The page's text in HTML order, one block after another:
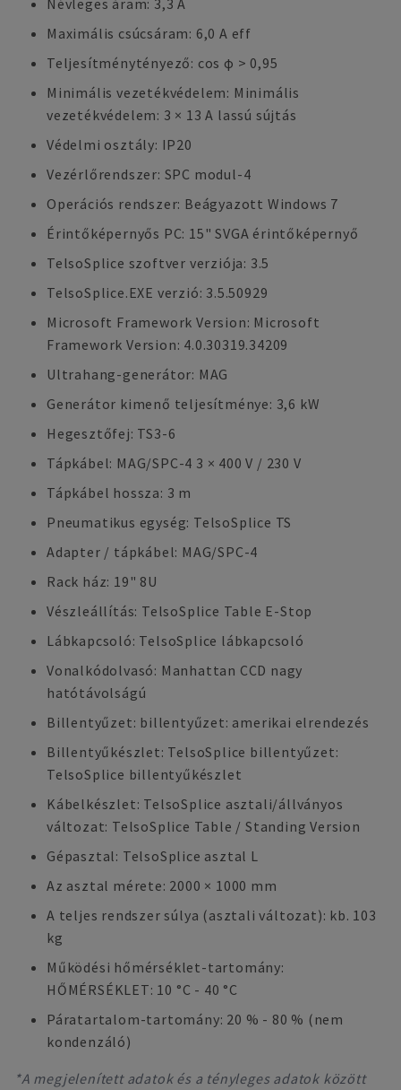
Névleges áram: 3,3 A
Maximális csúcsáram: 6,0 A eff
Teljesítménytényező: cos φ > 0,95
Minimális vezetékvédelem: Minimális
vezetékvédelem: 3 × 13 A lassú sújtás
Védelmi osztály: IP20
Vezérlőrendszer: SPC modul-4
Operációs rendszer: Beágyazott Windows 7
Érintőképernyős PC: 15" SVGA érintőképernyő
TelsoSplice szoftver verziója: 3.5
TelsoSplice.EXE verzió: 3.5.50929
Microsoft Framework Version: Microsoft
Framework Version: 4.0.30319.34209
Ultrahang-generátor: MAG
Generátor kimenő teljesítménye: 3,6 kW
Hegesztőfej: TS3-6
Tápkábel: MAG/SPC-4 3 × 400 V / 230 V
Tápkábel hossza: 3 m
Pneumatikus egység: TelsoSplice TS
Adapter / tápkábel: MAG/SPC-4
Rack ház: 19" 8U
Vészleállítás: TelsoSplice Table E-Stop
Lábkapcsoló: TelsoSplice lábkapcsoló
Vonalkódolvasó: Manhattan CCD nagy
hatótávolságú
Billentyűzet: billentyűzet: amerikai elrendezés
Billentyűkészlet: TelsoSplice billentyűzet:
TelsoSplice billentyűkészlet
Kábelkészlet: TelsoSplice asztali/állványos
változat: TelsoSplice Table / Standing Version
Gépasztal: TelsoSplice asztal L
Az asztal mérete: 2000 × 1000 mm
A teljes rendszer súlya (asztali változat): kb. 103
kg
Működési hőmérséklet-tartomány:
HŐMÉRSÉKLET: 10 °C - 40 °C
Páratartalom-tartomány: 20 % - 80 % (nem
kondenzáló)
*A megjelenített adatok és a tényleges adatok között